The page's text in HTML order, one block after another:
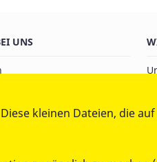
UNS
Sanitätsdienst
kleinen Dateien, die